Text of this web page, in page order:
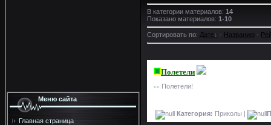
Меню сайта
Главная страница
В категории материалов: 14
Показано материалов: 1-10
Сортировать по: Дате · Названию ·
Полетели
>> Полетели!
Категория: Приколы |